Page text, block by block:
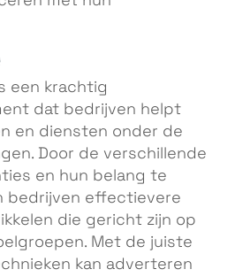
een krachtig
dat bedrijven helpt
en diensten onder de
Door de verschillende
en hun belang te
bedrijven effectievere
die gericht zijn op
Met de juiste
kan adverteren